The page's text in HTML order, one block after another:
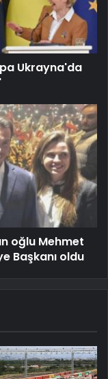
Ukrayna'da
oğlu Mehmet
Başkanı oldu